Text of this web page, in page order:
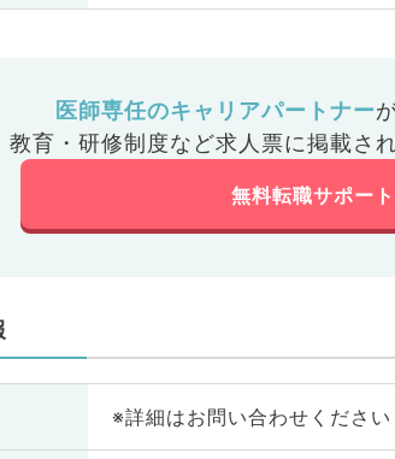
医師専任のキャリアパートナー
教育・研修制度など求人票に掲載さ
無料転職サポー
※詳細はお問い合わせください